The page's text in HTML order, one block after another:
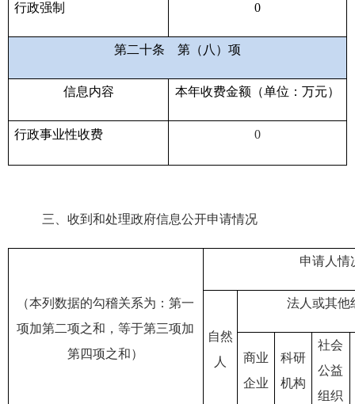
行政强制 0
第二十条 第（八）项
信息内容 本年收费金额（单位：万元）
行政事业性收费 0
三、收到和处理政府信息公开申请情况
（本列数据的勾稽关系为：第一
项加第二项之和，等于第三项加
第四项之和）
申请人情
自然
人
法人或其他
商业
企业
科研
机构
社会
公益
组织